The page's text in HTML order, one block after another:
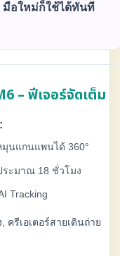
มือใหม่ก็ใช้ได้ทันที
– ฟีเจอร์จัดเต็ม
นแกนแพนได้ 360°
ระมาณ 18 ชั่วโมง
Tracking
ครีเอเตอร์สายเดินถ่าย